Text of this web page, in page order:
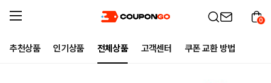
추천상품 인기상품 전체상품 고객센터 쿠폰 교환 방법
0